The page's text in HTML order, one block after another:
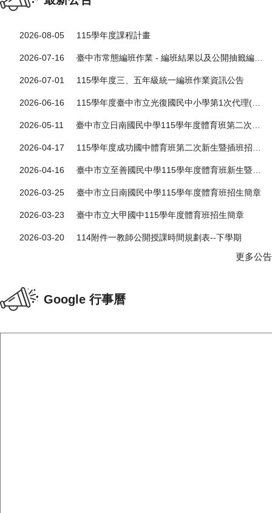
2026-08-05 115學年度課程計畫
2026-07-16 臺中市常態編班作業 - 編班結果以及公開抽籤編配級任導師作業
2026-07-01 115學年度三、五年級統一編班作業資訊公告
2026-06-16 115學年度臺中市立光復國民中小學第1次代理(課)教師甄選簡章 (一次公告分次招考)
2026-05-11 臺中市立日南國民中學115學年度體育班第二次甄選入學招生簡章
2026-04-17 115學年度成功國中體育班第二次新生暨插班招生簡章
2026-04-16 臺中市立至善國民中學115學年度體育班新生暨插班生第二次招生簡章
2026-03-25 臺中市立日南國民中學115學年度體育班招生簡章
2026-03-23 臺中市立大甲國中115學年度體育班招生簡章
2026-03-20 114附件一教師公開授課時間規劃表--下學期
更多公告
Google 行事曆